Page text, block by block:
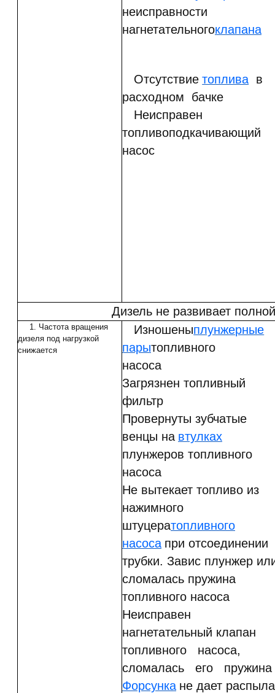
неисправности
нагнетательногоклапана
Отсутствие топлива в
расходном бачке
Неисправен
топливоподкачивающий
насос
Дизель не развивает
1. Частота вращения
дизеля под нагрузкой
снижается
Изношеныплунжерные
парытопливного
насоса
Загрязнен топливный
фильтр
Провернуты зубчатые
венцы на втулках
плунжеров топливного
насоса
Не вытекает топливо из
нажимного
штуцератопливного
насоса при отсоединении
трубки. Завис плунжер
сломалась пружина
топливного насоса
Неисправен
нагнетательный клапан
топливного насоса,
сломалась его пружина
Форсунка не дает распыла